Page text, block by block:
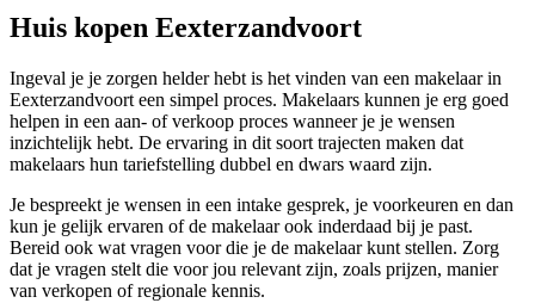
Huis kopen Eexterzandvoort
Ingeval je je zorgen helder hebt is het vinden van een makelaar in
Eexterzandvoort een simpel proces. Makelaars kunnen je erg goed
helpen in een aan- of verkoop proces wanneer je je wensen
inzichtelijk hebt. De ervaring in dit soort trajecten maken dat
makelaars hun tariefstelling dubbel en dwars waard zijn.
Je bespreekt je wensen in een intake gesprek, je voorkeuren en dan
kun je gelijk ervaren of de makelaar ook inderdaad bij je past.
Bereid ook wat vragen voor die je de makelaar kunt stellen. Zorg
dat je vragen stelt die voor jou relevant zijn, zoals prijzen, manier
van verkopen of regionale kennis.